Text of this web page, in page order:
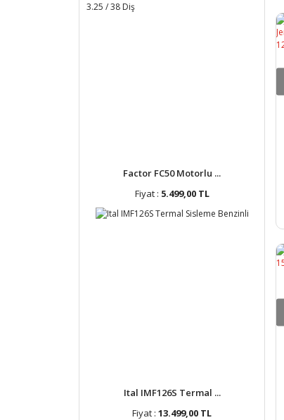
Factor FC50 Motorlu ...
Fiyat : 5.499,00 TL
Ital IMF126S Termal ...
Fiyat : 13.499,00 TL